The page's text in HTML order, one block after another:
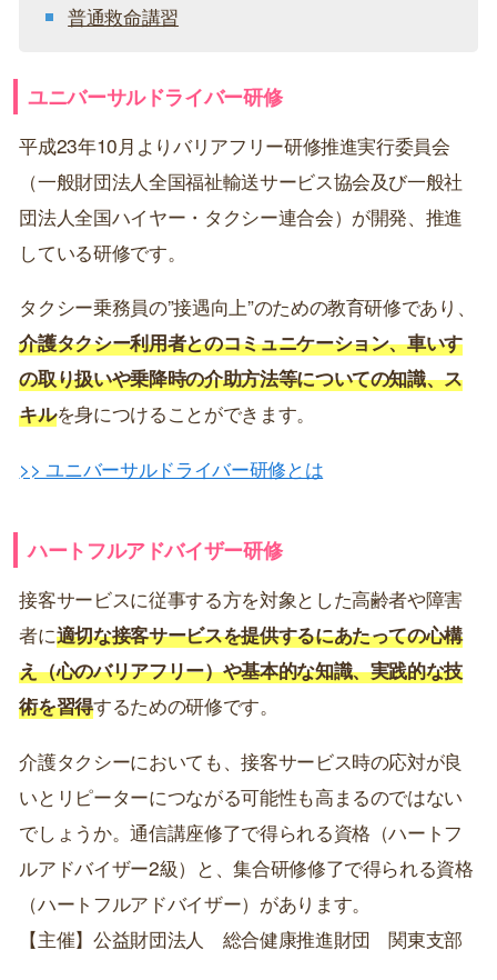
普通救命講習
ユニバーサルドライバー研修
平成23年10月よりバリアフリー研修推進実行委員会
（一般財団法人全国福祉輸送サービス協会及び一般社
団法人全国ハイヤー・タクシー連合会）が開発、推進
している研修です。
タクシー乗務員の”接遇向上”のための教育研修であり、
介護タクシー利用者とのコミュニケーション、車いす
の取り扱いや乗降時の介助方法等についての知識、ス
キルを身につけることができます。
>> ユニバーサルドライバー研修とは
ハートフルアドバイザー研修
接客サービスに従事する方を対象とした高齢者や障害
者に適切な接客サービスを提供するにあたっての心構
え（心のバリアフリー）や基本的な知識、実践的な技
術を習得するための研修です。
介護タクシーにおいても、接客サービス時の応対が良
いとリピーターにつながる可能性も高まるのではない
でしょうか。通信講座修了で得られる資格（ハートフ
ルアドバイザー2級）と、集合研修修了で得られる資格
（ハートフルアドバイザー）があります。
【主催】公益財団法人 総合健康推進財団 関東支部